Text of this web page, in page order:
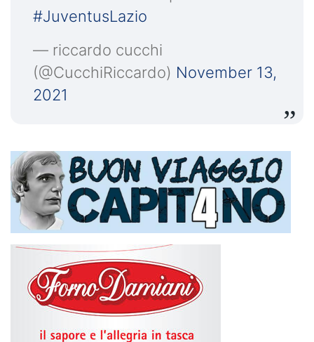
#JuventusLazio
— riccardo cucchi
(@CucchiRiccardo) November 13,
2021